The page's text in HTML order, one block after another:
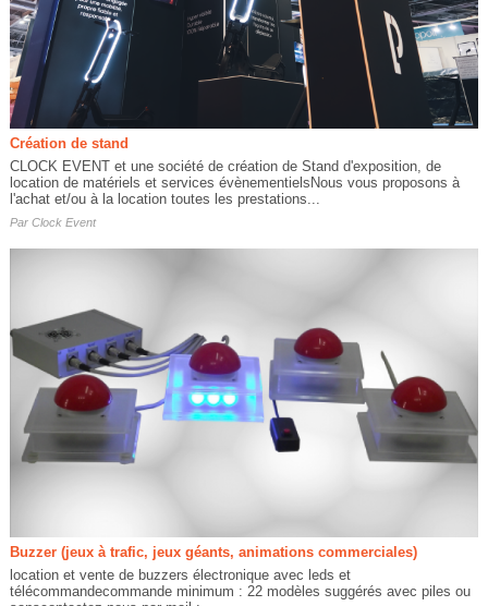
Création de stand
CLOCK EVENT et une société de création de Stand d'exposition, de
location de matériels et services évènementielsNous vous proposons à
l'achat et/ou à la location toutes les prestations...
Par Clock Event
Buzzer (jeux à trafic, jeux géants, animations commerciales)
location et vente de buzzers électronique avec leds et
télécommandecommande minimum : 22 modèles suggérés avec piles ou